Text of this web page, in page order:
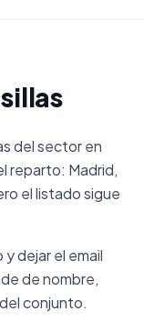
del sector en
reparto: Madrid,
el listado sigue
y dejar el email
de nombre,
conjunto.